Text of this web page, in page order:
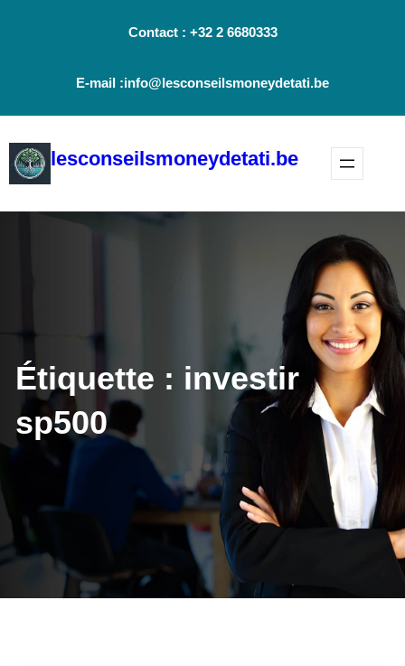
Contact : +32 2 6680333
E-mail :info@lesconseilsmoneydetati.be
lesconseilsmoneydetati.be
Étiquette : investir
sp500